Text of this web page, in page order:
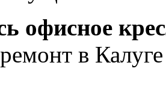
офисное
в